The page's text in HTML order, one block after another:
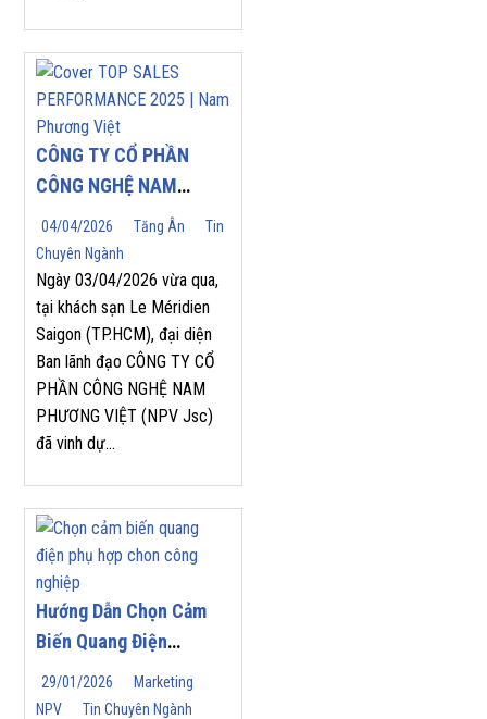
CÔNG TY CỔ PHẦN
CÔNG NGHỆ NAM
PHƯƠNG VIỆT (NPV
JSC) TỰ HÀO ĐÓN
NHẬN GIẢI THƯỞNG
“TOP SALES
PERFORMANCE 2025”
TẠI HỘI NGHỊ NHÀ
PHÂN PHỐI YASKAWA
2026
04/04/2026 Tăng Ân
Tin
Chuyên Ngành
Ngày 03/04/2026 vừa qua,
tại khách sạn Le Méridien
Saigon (TP.HCM), đại diện
Ban lãnh đạo CÔNG TY CỔ
PHẦN CÔNG NGHỆ NAM
PHƯƠNG VIỆT (NPV Jsc)
đã vinh dự...
Hướng Dẫn Chọn Cảm
Biến Quang Điện
(Photoelectric Sensor)
Phù Hợp Cho Tự Động
29/01/2026
Marketing
NPV
Tin Chuyên Ngành